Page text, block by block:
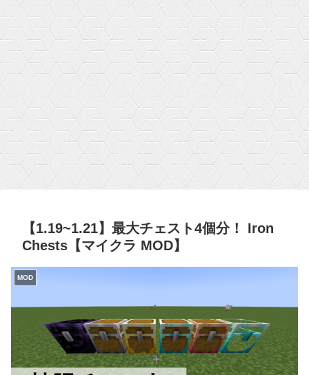
【1.19~1.21】最大チェスト4個分！ Iron
Chests【マイクラ MOD】
MOD